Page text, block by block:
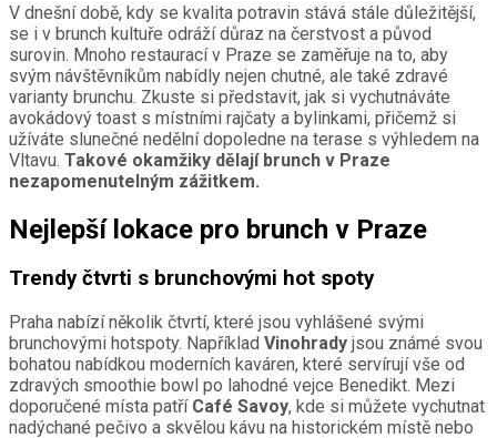
V dnešní době, kdy se kvalita potravin stává stále důležitější,
se i v brunch kultuře odráží důraz na čerstvost a původ
surovin. Mnoho restaurací v Praze se zaměřuje na to, aby
svým návštěvníkům nabídly nejen chutné, ale také zdravé
varianty brunchu. Zkuste si představit, jak si vychutnáváte
avokádový toast s místními rajčaty a bylinkami, přičemž si
užíváte slunečné nedělní dopoledne na terase s výhledem na
Vltavu. Takové okamžiky dělají brunch v Praze
nezapomenutelným zážitkem.
Nejlepší lokace pro brunch v Praze
Trendy čtvrti s brunchovými hot spoty
Praha nabízí několik čtvrtí, které jsou vyhlášené svými
brunchovými hotspoty. Například Vinohrady jsou známé svou
bohatou nabídkou moderních kaváren, které servírují vše od
zdravých smoothie bowl po lahodné vejce Benedikt. Mezi
doporučené místa patří Café Savoy, kde si můžete vychutnat
nadýchané pečivo a skvělou kávu na historickém místě nebo